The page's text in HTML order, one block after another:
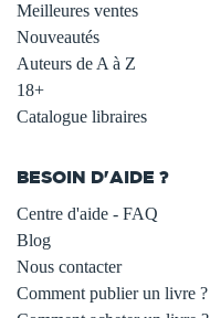
Meilleures ventes
Nouveautés
Auteurs de A à Z
18+
Catalogue libraires
BESOIN D'AIDE ?
Centre d'aide - FAQ
Blog
Nous contacter
Comment publier un livre ?